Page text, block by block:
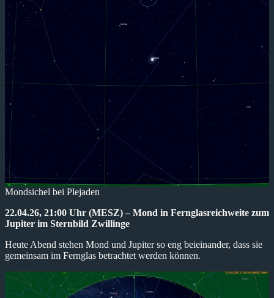
Mondsichel bei Plejaden
22.04.26, 21:00 Uhr (MESZ) – Mond in Fernglasreichweite zum
Jupiter im Sternbild Zwillinge
Heute Abend stehen Mond und Jupiter so eng beieinander, dass sie
gemeinsam im Fernglas betrachtet werden können.